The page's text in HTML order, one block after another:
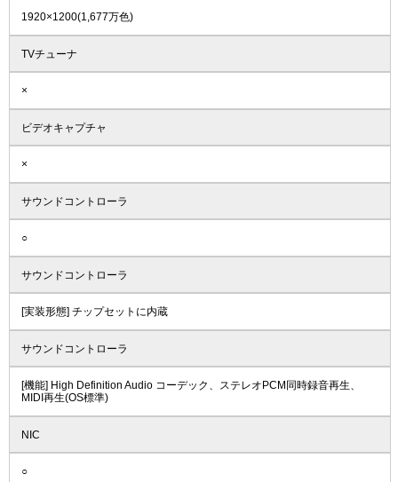
1920×1200(1,677万色)
TVチューナ
×
ビデオキャプチャ
×
サウンドコントローラ
○
サウンドコントローラ
[実装形態] チップセットに内蔵
サウンドコントローラ
[機能] High Definition Audio コーデック、ステレオPCM同時録音再生、
MIDI再生(OS標準)
NIC
○